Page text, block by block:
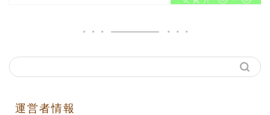
運営者情報